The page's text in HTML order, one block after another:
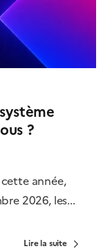
?
année,
2026, les...
Lire la suite